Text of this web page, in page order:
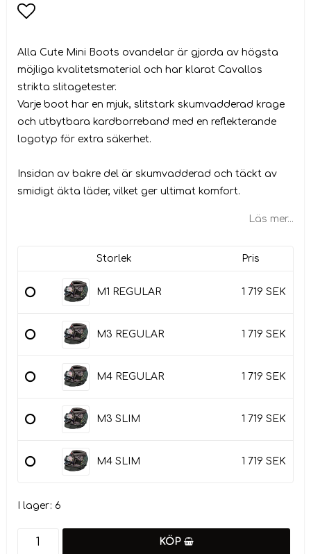
Alla Cute Mini Boots ovandelar är gjorda av högsta
möjliga kvalitetsmaterial och har klarat Cavallos
strikta slitagetester.
Varje boot har en mjuk, slitstark skumvadderad krage
och utbytbara kardborreband med en reflekterande
logotyp för extra säkerhet.
Insidan av bakre del är skumvadderad och täckt av
smidigt äkta läder, vilket ger ultimat komfort.
Läs mer...
Storlek Pris
M1 REGULAR 1 719 SEK
M3 REGULAR 1 719 SEK
M4 REGULAR 1 719 SEK
M3 SLIM 1 719 SEK
M4 SLIM 1 719 SEK
I lager: 6
KÖP